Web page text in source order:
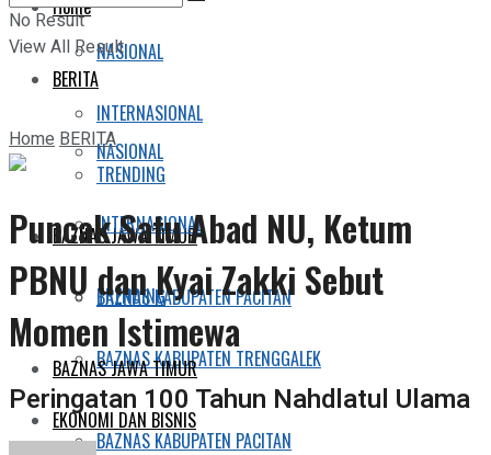
NASIONAL
INTERNASIONAL
TRENDING
BAZNAS JAWA TIMUR
BAZNAS KABUPATEN PACITAN
BAZNAS KABUPATEN TRENGGALEK
EKONOMI DAN BISNIS
Home
BERITA
NASIONAL
INTERNASIONAL
TRENDING
BAZNAS JAWA TIMUR
BAZNAS KABUPATEN PACITAN
No Result
View All Result
HomeBERITA
Puncak Satu Abad NU, Ketum
PBNU dan Kyai Zakki Sebut
Momen Istimewa
Peringatan 100 Tahun Nahdlatul Ulama